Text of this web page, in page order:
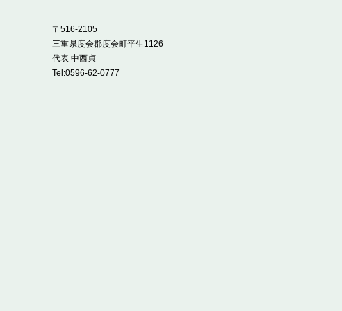
〒516-2105
三重県度会郡度会町平生1126
代表 中西貞
Tel:0596-62-0777